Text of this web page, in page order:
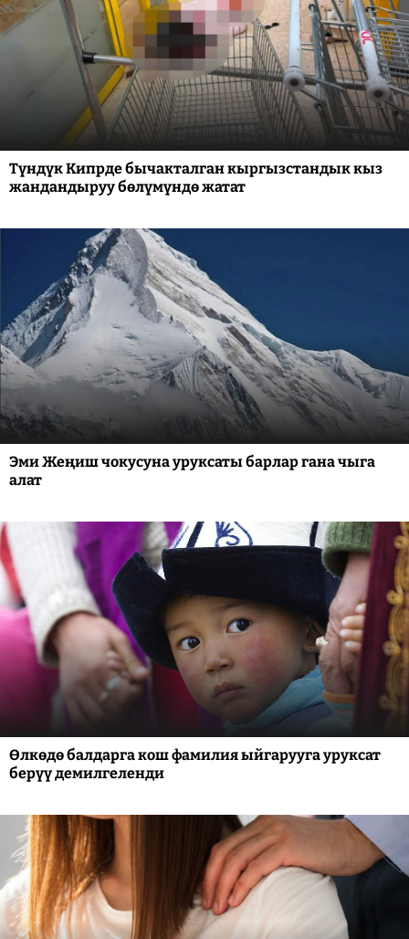
Түндүк Кипрде бычакталган кыргызстандык кыз
жандандыруу бөлүмүндө жатат
Эми Жеңиш чокусуна уруксаты барлар гана чыга
алат
Өлкөдө балдарга кош фамилия ыйгарууга уруксат
берүү демилгеленди